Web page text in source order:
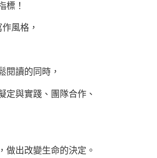
標！
風格，
閱讀的同時，
定與實踐、團隊合作、
做出改變生命的決定。